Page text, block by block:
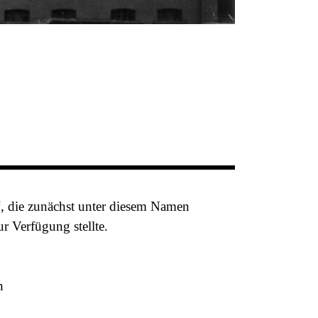
zunächst unter diesem Namen
Verfügung stellte.